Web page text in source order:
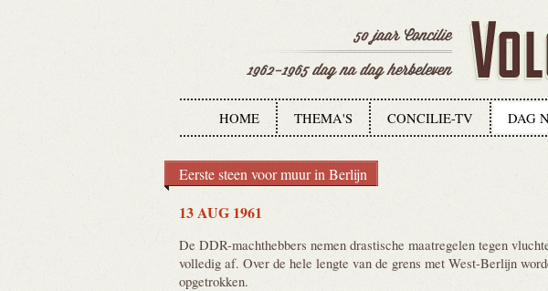
HOME THEMA'S CONCILIE-TV DAG
Eerste steen voor muur in Berlijn
13 AUG 1961
De DDR-machthebbers nemen drastische maatregelen tegen
volledig af. Over de hele lengte van de grens met West-Berlijn
opgetrokken.